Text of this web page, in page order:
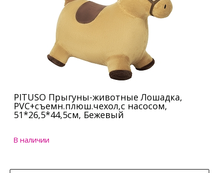
PITUSO Прыгуны-животные Лошадка,
PVC+съемн.плюш.чехол,с насосом,
51*26,5*44,5см, Бежевый
В наличии